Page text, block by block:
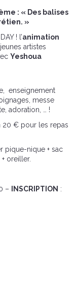
: « Des balises
»
! l’animation
artistes
Yeshoua
enseignement
messe
adoration, … !
20 € pour les repas
pique-nique + sac
oreiller.
– INSCRIPTION :